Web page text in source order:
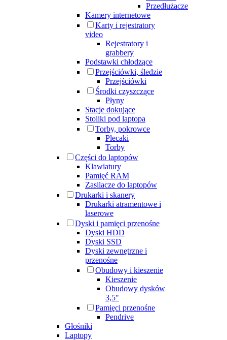
Przedłużacze
Kamery internetowe
Karty i rejestratory
video
Rejestratory i
grabbery
Podstawki chłodzące
Przejściówki, śledzie
Przejściówki
Środki czyszczące
Płyny
Stacje dokujące
Stoliki pod laptopa
Torby, pokrowce
Plecaki
Torby
Części do laptopów
Klawiatury
Pamięć RAM
Zasilacze do laptopów
Drukarki i skanery
Drukarki atramentowe i
laserowe
Dyski i pamięci przenośne
Dyski HDD
Dyski SSD
Dyski zewnętrzne i
przenośne
Obudowy i kieszenie
Kieszenie
Obudowy dysków
3,5"
Pamięci przenośne
Pendrive
Głośniki
Laptopy